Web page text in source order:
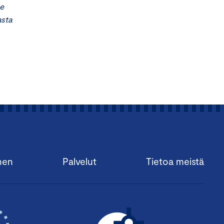
Palvelut Tietoa meistä